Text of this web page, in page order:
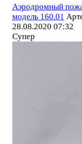
Аэродромный
модель 160.01
28.08.2020 07:32
Супер